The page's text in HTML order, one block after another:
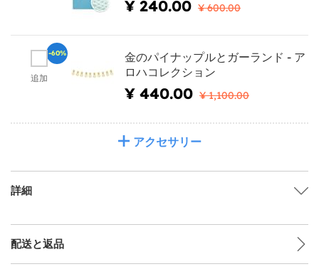
¥ 240.00 ¥ 600.00
追加
金のパイナップルとガーランド - ア
ロハコレクション
¥ 440.00 ¥ 1,100.00
-60%
アクセサリー
詳細
配送と返品